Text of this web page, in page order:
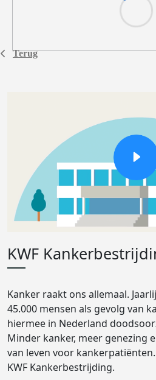
Terug
KWF
Kanker raakt ons allemaal.
45.000 mensen als gevolg van
hiermee in Nederland
Minder kanker, meer genezing
van leven voor
KWF Kankerbestrijding.